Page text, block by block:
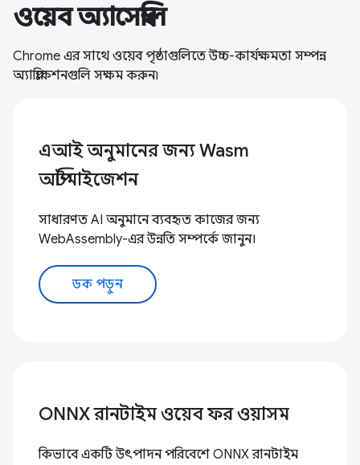
ওয়েব অ্যাসেম্বলি
Chrome এর সাথে ওয়েব পৃষ্ঠাগুলিতে উচ্চ-কার্যক্ষমতা সম্পন্ন
অ্যাপ্লিকেশনগুলি সক্ষম করুন৷
এআই অনুমানের জন্য Wasm
অপ্টিমাইজেশন
সাধারণত AI অনুমানে ব্যবহৃত কাজের জন্য
WebAssembly-এর উন্নতি সম্পর্কে জানুন।
ডক পড়ুন
ONNX রানটাইম ওয়েব ফর ওয়াসম
কিভাবে একটি উৎপাদন পরিবেশে ONNX রানটাইম